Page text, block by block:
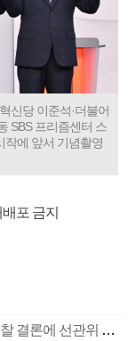
신당 이준석·더불어
SBS 프리즘센터 스
작에 앞서 기념촬영
포 금지
“회수용봉투 기표된 용지는 사무원 실수” 경찰 결론에 선관위 부실 투표관리 도마(종합)